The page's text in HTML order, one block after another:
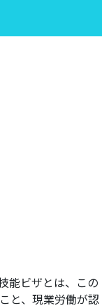
能ビザとは、この
と、現業労働が認